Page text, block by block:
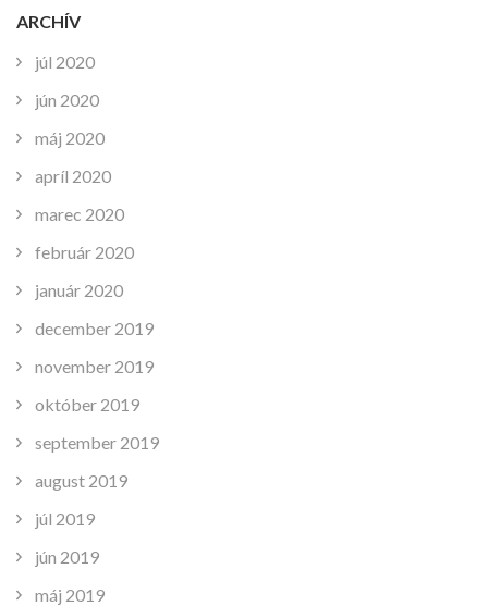
ARCHÍV
júl 2020
jún 2020
máj 2020
apríl 2020
marec 2020
február 2020
január 2020
december 2019
november 2019
október 2019
september 2019
august 2019
júl 2019
jún 2019
máj 2019